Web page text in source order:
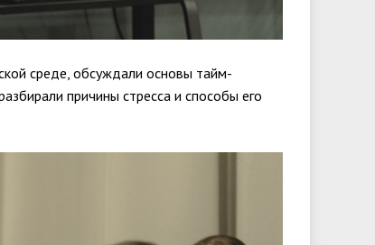
среде, обсуждали основы тайм-
причины стресса и способы его